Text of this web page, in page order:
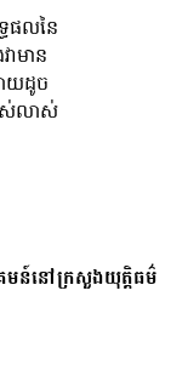
ផលនៃ
មាន
ាយដូច
ាស់លាស់
ន៍នៅក្រសួងយុត្តិធម៌